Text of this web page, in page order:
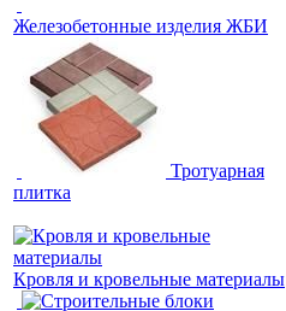
Железобетонные изделия ЖБИ
Тротуарная
плитка
Кровля и кровельные материалы